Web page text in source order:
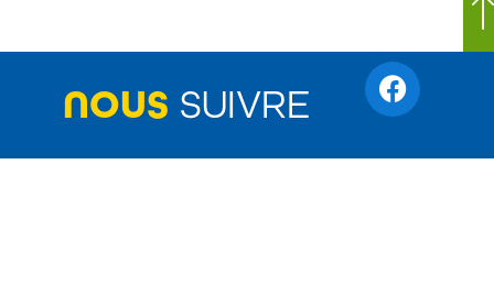
NOUS SUIVRE